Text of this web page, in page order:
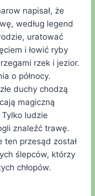
napisał, że
według legend
uratować
i łowić ryby
rzek i jezior.
o północy.
duchy chodzą
magiczną
ludzie
znaleźć trawę.
ten przesąd został
ślepców, którzy
chłopów.